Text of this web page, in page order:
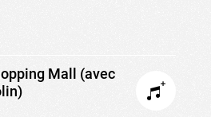
Mall (avec